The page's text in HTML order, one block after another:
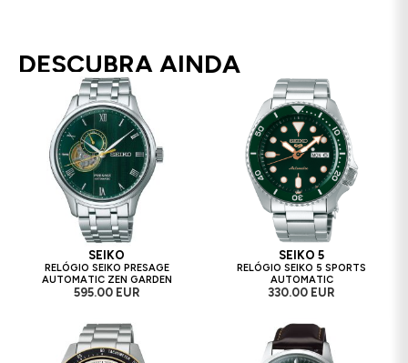
DESCUBRA AINDA
SEIKO
RELÓGIO SEIKO PRESAGE
AUTOMATIC ZEN GARDEN
595.00 EUR
SEIKO 5
RELÓGIO SEIKO 5 SPORTS
AUTOMATIC
330.00 EUR